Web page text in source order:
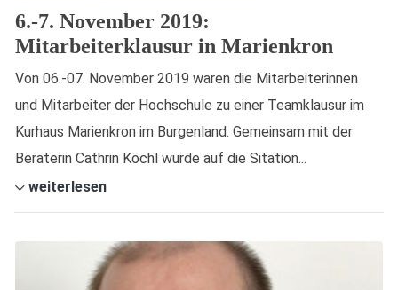
6.-7. November 2019:
Mitarbeiterklausur in Marienkron
Von 06.-07. November 2019 waren die Mitarbeiterinnen
und Mitarbeiter der Hochschule zu einer Teamklausur im
Kurhaus Marienkron im Burgenland. Gemeinsam mit der
Beraterin Cathrin Köchl wurde auf die Sitation...
weiterlesen